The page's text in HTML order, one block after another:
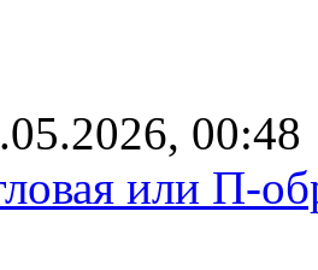
00:48
или П-